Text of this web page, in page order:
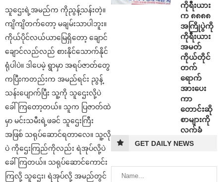
သူဌေးရဲ့အမည်က ကိုညွန့်သန်းတဲ့။
ကျိကျိတက်တော့ မချမ်းသာပါဘူး။
ကိုယ်ပိုင်လယ်ယာမြေရှိတော့ ချောင်
ချောင်လည်လည် စားနိုင်သောက်နိုင်
ရုံပါပဲ။ ဒါပေမဲ့ ရွာမှာ အရပ်ဇာတ်တွေ
ကပြီးကတည်းက အမည်ရင်း ညွန့်
သန်းပျောက်ပြီး သူ့ကို သူဌေးလို့ပဲ
ခေါ်ကြတော့တယ်။ သူက ပြဇာတ်ထဲ
မှာ မင်းသမီးရဲ့ဖခင် သူဌေးကြီး
အဖြစ် သရုပ်ဆောင်ရတာလေ။ သူ့လို
ပဲ ကိုဌေးကြည်ကိုလည်း ရဲအုပ်လို့ပဲ
ခေါ်ကြတယ်။ သရုပ်ဆောင်ကောင်း
ကြလို့ သူဌေး၊ ရဲအုပ်လို့ အမည်တွင်
ကိုရီးယား
က ၈၈၈၈
အကြိုပွဲကို
ကိုရီးယား
အမတ်
ကိုယ်တိုင်
တက်
ရောက်
အားပေး
ကာ
တောင်းဆို
စာများကို
လက်ခံ
GET DAILY NEWS